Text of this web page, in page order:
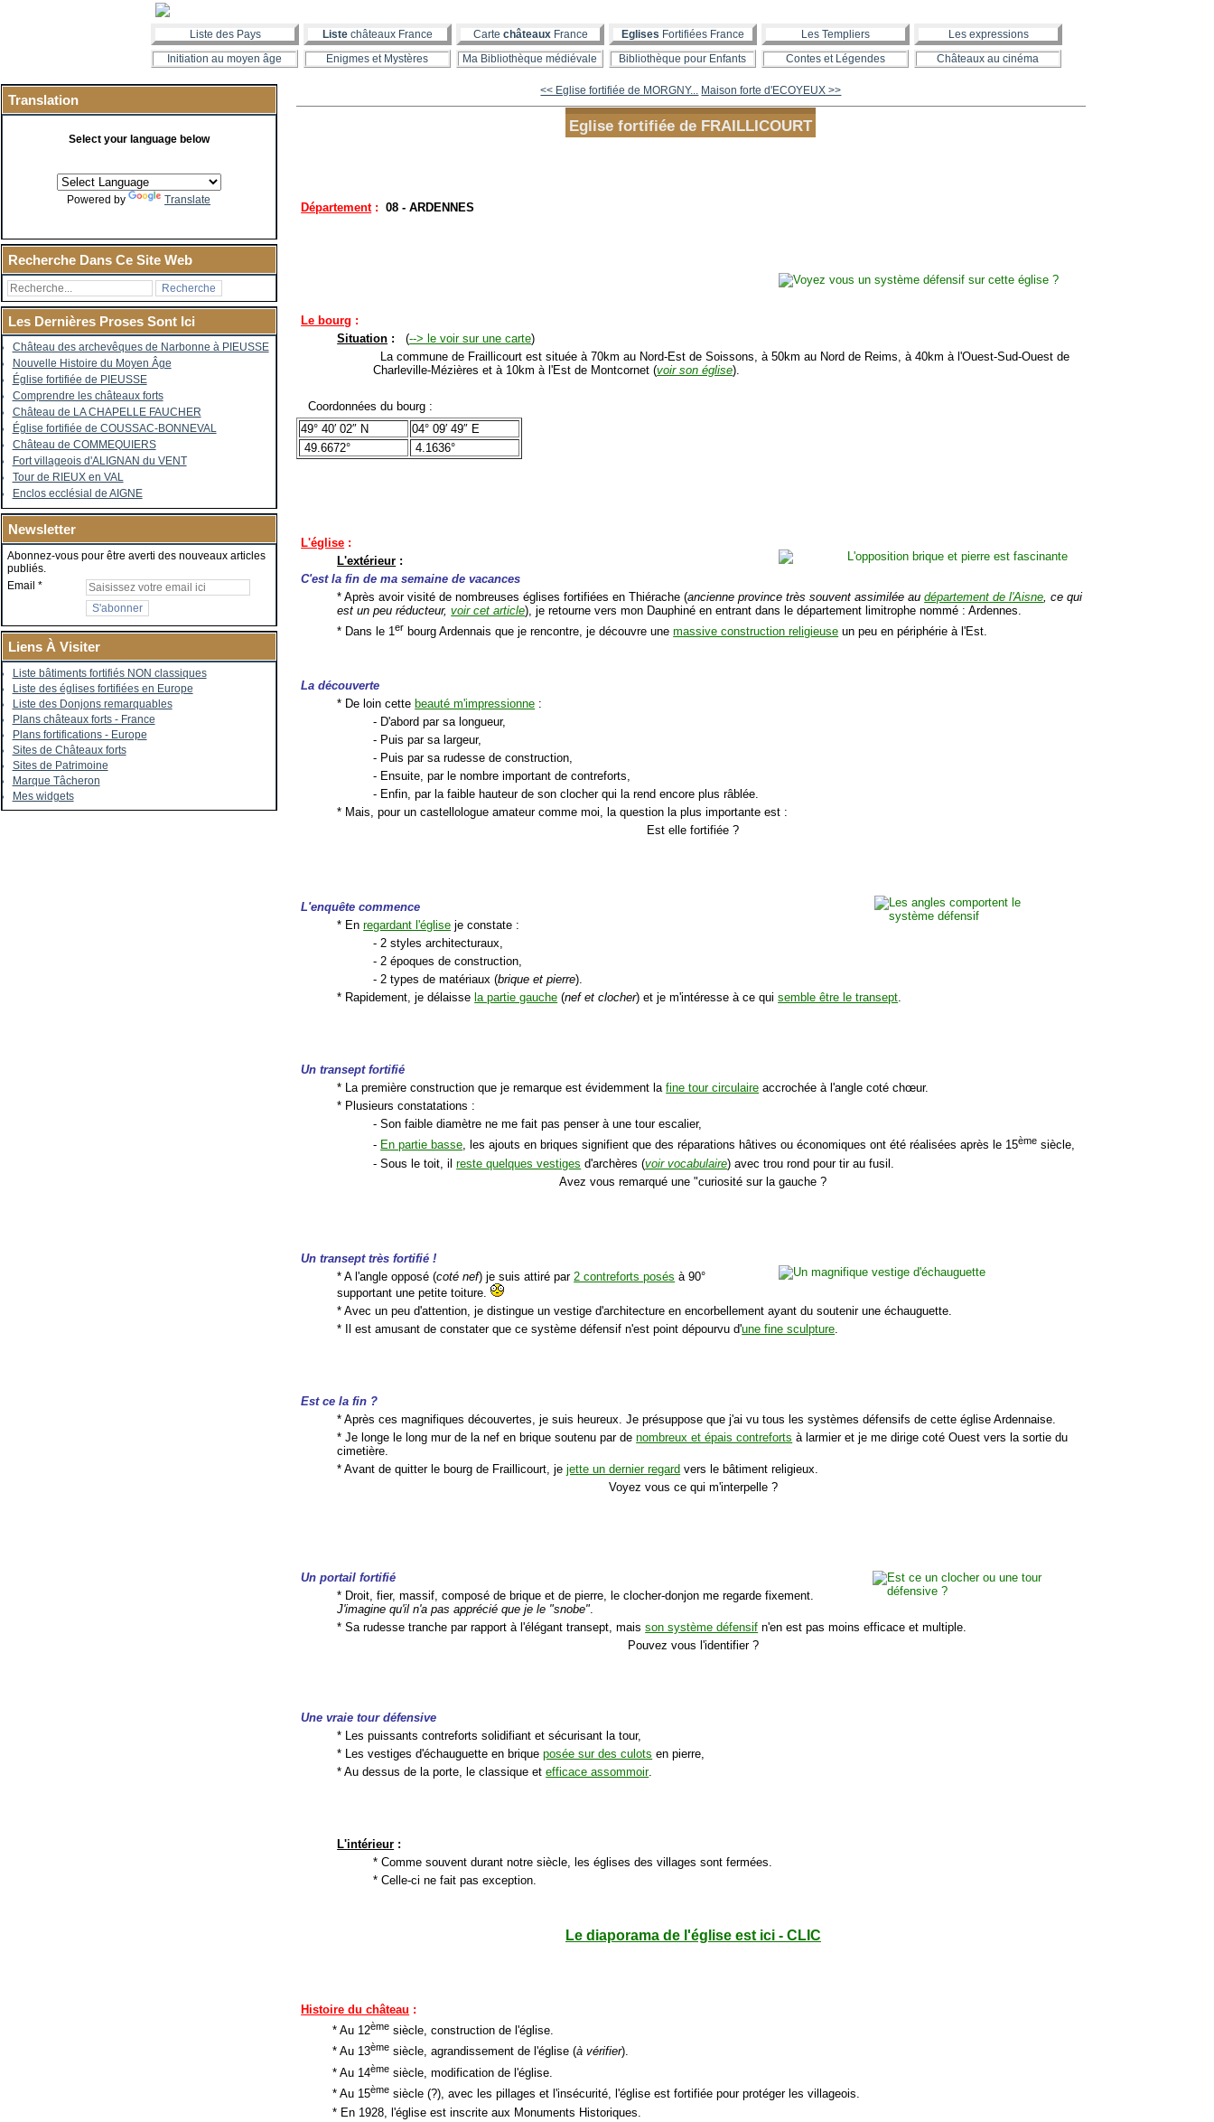
Liste des Pays Liste châteaux France Carte châteauxFrance Eglises Fortifiées France Les Templiers
Les expressions
Initiation au moyen âge
Enigmes et Mystères Ma Bibliothèque médiévale Bibliothèque pour Enfants Contes et Légendes Châteaux au cinéma
Translation
Select your language below
Powered by Translate
Recherche Dans Ce Site Web
Les Dernières Proses Sont Ici
Château des archevêques de Narbonne à PIEUSSE
Nouvelle Histoire du Moyen Âge
Église fortifiée de PIEUSSE
Comprendre les châteaux forts
Château de LA CHAPELLE FAUCHER
Église fortifiée de COUSSAC-BONNEVAL
Château de COMMEQUIERS
Fort villageois d'ALIGNAN du VENT
Tour de RIEUX en VAL
Enclos ecclésial de AIGNE
Newsletter
Abonnez-vous pour être averti des nouveaux articles
publiés.
Email
Liens À Visiter
Liste bâtiments fortifiés NON classiques
Liste des églises fortifiées en Europe
Liste des Donjons remarquables
Plans châteaux forts - France
Plans fortifications - Europe
Sites de Châteaux forts
Sites de Patrimoine
Marque Tâcheron
Mes widgets
<< Eglise fortifiée de MORGNY... Maison forte d'ECOYEUX >>
Eglise fortifiée de FRAILLICOURT
Département: 08 - ARDENNES
Le bourg :
Situation : (--> le voir sur une carte)
La commune de Fraillicourt est située à 70km au Nord-Est de Soissons, à 50km au Nord de Reims, à 40km à l'Ouest-Sud-Ouest de
Charleville-Mézières et à 10km à l'Est de Montcornet (voir son église).
Coordonnées du bourg :
49° 40′ 02″ N
04° 09′ 49″ E
49.6672°
4.1636°
L'église :
L'extérieur :
C'est la fin de ma semaine de vacances
* Après avoir visité de nombreuses églises fortifiées en Thiérache (ancienne province très souvent assimilée audépartement de l'Aisne , ce qui
est un peu réducteur,voir cet article), je retourne vers mon Dauphiné en entrant dans le département limitrophe nommé : Ardennes.
* Dans le 1er bourg Ardennais que je rencontre, je découvre unemassive construction religieuse un peu en périphérie à l'Est.
La découverte
* De loin cette beauté m'impressionne :
- D'abord par sa longueur,
- Puis par sa largeur,
- Puis par sa rudesse de construction,
- Ensuite, par le nombre important de contreforts,
- Enfin, par la faible hauteur de son clocher qui la rend encore plus râblée.
* Mais, pour un castellologue amateur comme moi, la question la plus importante est :
Est elle fortifiée ?
L'enquête commence
* Enregardant l'église je constate :
- 2 styles architecturaux,
- 2 époques de construction,
- 2 types de matériaux (brique et pierre).
* Rapidement, je délaisse la partie gauche (nef et clocher) et je m'intéresse à ce quisemble être le transept.
Un transept fortifié
* La première construction que je remarque est évidemment lafine tour circulaire accrochée à l'angle coté chœur.
* Plusieurs constatations :
- Son faible diamètre ne me fait pas penser à une tour escalier,
- En partie basse, les ajouts en briques signifient que des réparations hâtives ou économiques ont été réalisées après le 15ème siècle,
- Sous le toit, ilreste quelques vestiges d'archères (voir vocabulaire) avec trou rond pour tir au fusil.
Avez vous remarqué une "curiosité sur la gauche ?
Un transept très fortifié !
* A l'angle opposé (coté nef) je suis attiré par 2 contreforts posés à 90°
supportant une petite toiture.
* Avec un peu d'attention, je distingue un vestige d'architecture en encorbellement ayant du soutenir une échauguette.
* Il est amusant de constater que ce système défensif n'est point dépourvu d'une fine sculpture
Est ce la fin ?
* Après ces magnifiques découvertes, je suis heureux. Je présuppose que j'ai vu tous les systèmes défensifs de cette église Ardennaise.
* Je longe le long mur de la nef en brique soutenu par denombreux et épais contreforts à larmier et je me dirige coté Ouest vers la sortie du
cimetière.
* Avant de quitter le bourg de Fraillicourt, jejette un dernier regard vers le bâtiment religieux.
Voyez vous ce qui m'interpelle ?
Un portail fortifié
* Droit, fier, massif, composé de brique et de pierre, le clocher-donjon me regarde fixement.
J'imagine qu'il n'a pas apprécié que je le "snobe"
* Sa rudesse tranche par rapport à l'élégant transept, maisson système défensif n'en est pas moins efficace et multiple.
Pouvez vous l'identifier ?
Une vraie tour défensive
* Les puissants contreforts solidifiant et sécurisant la tour,
* Les vestiges d'échauguette en briqueposée sur des culots en pierre,
* Au dessus de la porte, le classique etefficace assommoir.
L'intérieur :
* Comme souvent durant notre siècle, les églises des villages sont fermées.
* Celle-ci ne fait pas exception.
Le diaporama de l'église est ici - CLIC
Histoire du château :
* Au 12ème siècle, construction de l'église.
* Au 13ème siècle, agrandissement de l'église (à vérifier).
* Au 14ème siècle, modification de l'église.
* Au 15ème siècle (?), avec les pillages et l'insécurité, l'église est fortifiée pour protéger les villageois.
* En 1928, l'église est inscrite aux Monuments Historiques.